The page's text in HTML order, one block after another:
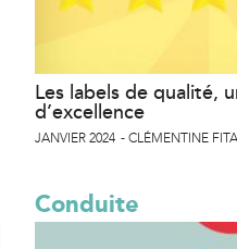
Les labels de qualité,
d’excellence
JANVIER 2024 CLÉMENTINE
Conduite